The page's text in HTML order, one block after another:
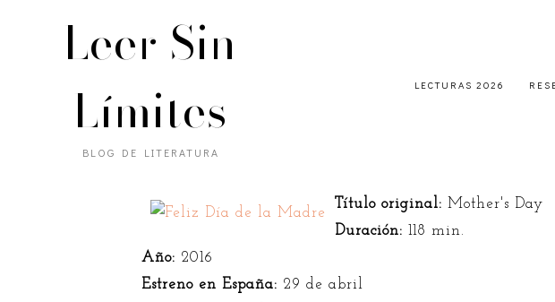
Leer Sin
Límites
BLOG DE LITERATURA
LECTURAS 2026
Título original: Mother's Day
Duración: 118 min.
Año: 2016
Estreno en España: 29 de abril